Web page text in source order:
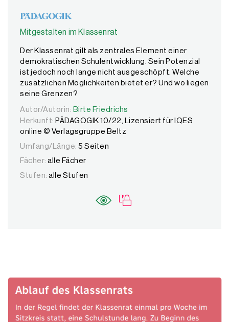
Mitgestalten im Klassenrat
Der Klassenrat gilt als zentrales Element einer
demokratischen Schulentwicklung. Sein Potenzial
ist jedoch noch lange nicht ausgeschöpft. Welche
zusätzlichen Möglichkeiten bietet er? Und wo liegen
seine Grenzen?
Autor/Autorin: Birte Friedrichs
Autor/Autorin: Birte Friedrichs
Herkunft: PÄDAGOGIK 10/22, Lizensiert für IQES
online © Verlagsgruppe Beltz
Umfang/Länge: 5 Seiten
Fächer: alle Fächer
Stufen: alle Stufen